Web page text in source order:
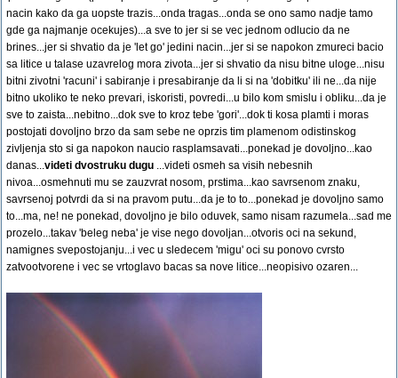
nacin kako da ga uopste trazis...onda tragas...onda se ono samo nadje tamo
gde ga najmanje ocekujes)...a sve to jer si se vec jednom odlucio da ne
brines...jer si shvatio da je 'let go' jedini nacin...jer si se napokon zmureci bacio
sa litice u talase uzavrelog mora zivota...jer si shvatio da nisu bitne uloge...nisu
bitni zivotni 'racuni' i sabiranje i presabiranje da li si na 'dobitku' ili ne...da nije
bitno ukoliko te neko prevari, iskoristi, povredi...u bilo kom smislu i obliku...da je
sve to zaista...nebitno...dok sve to kroz tebe 'gori'...dok ti kosa plamti i moras
postojati dovoljno brzo da sam sebe ne oprzis tim plamenom odistinskog
zivljenja sto si ga napokon naucio rasplamsavati...ponekad je dovoljno...kao
danas...videti dvostruku dugu ...videti osmeh sa visih nebesnih
nivoa...osmehnuti mu se zauzvrat nosom, prstima...kao savrsenom znaku,
savrsenoj potvrdi da si na pravom putu...da je to to...ponekad je dovoljno samo
to...ma, ne! ne ponekad, dovoljno je bilo oduvek, samo nisam razumela...sad me
prozelo...takav 'beleg neba' je vise nego dovoljan...otvoris oci na sekund,
namignes svepostojanju...i vec u sledecem 'migu' oci su ponovo cvrsto
zatvootvorene i vec se vrtoglavo bacas sa nove litice...neopisivo ozaren...